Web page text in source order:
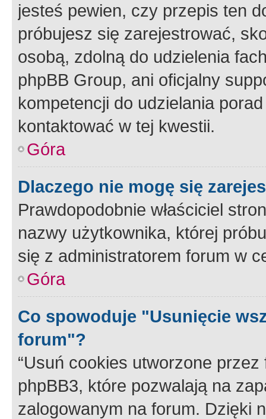
jesteś pewien, czy przepis ten
próbujesz się zarejestrować,
osobą, zdolną do udzielenia
phpBB Group, ani oficjalny
kompetencji do udzielania
kontaktować w tej kwestii.
Góra
Dlaczego nie mogę się
Prawdopodobnie właściciel
nazwy użytkownika, której
się z administratorem forum w
Góra
Co spowoduje "Usunięcie
forum"?
“Usuń cookies utworzone
phpBB3, które pozwalają na
zalogowanym na forum. Dzięki